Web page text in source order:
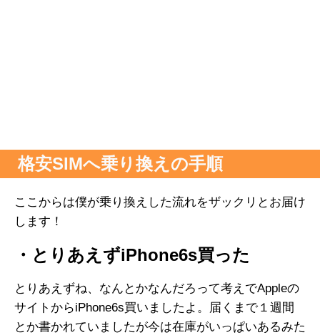
格安SIMへ乗り換えの手順
ここからは僕が乗り換えした流れをザックリとお届け
します！
・とりあえずiPhone6s買った
とりあえずね、なんとかなんだろって考えでAppleの
サイトからiPhone6s買いましたよ。届くまで１週間
とか書かれていましたが今は在庫がいっぱいあるみた